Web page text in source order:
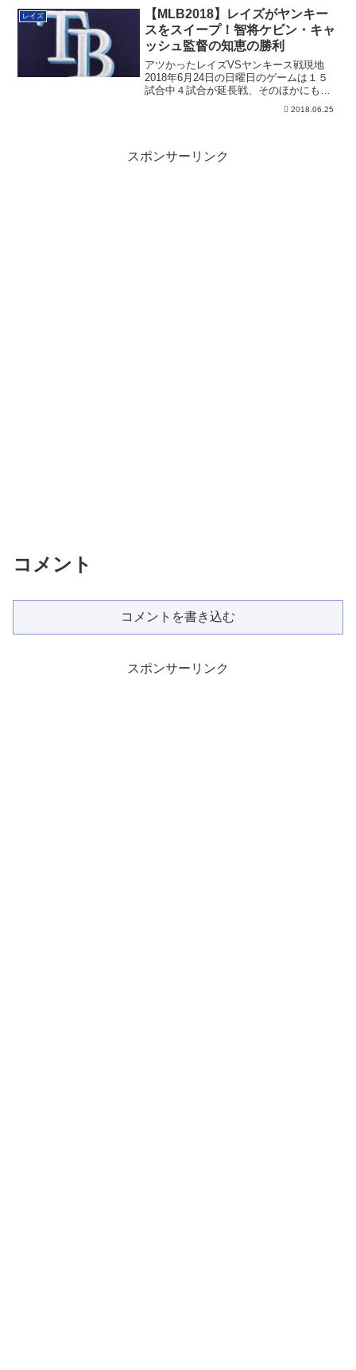
レイズ
【MLB2018】レイズがヤンキー
スをスイープ！智将ケビン・キャ
ッシュ監督の知恵の勝利
アツかったレイズVSヤンキース戦現地
2018年6月24日の日曜日のゲームは１５
試合中４試合が延長戦、そのほかにも２
2018.06.25
スポンサーリンク
コメント
コメントを書き込む
スポンサーリンク